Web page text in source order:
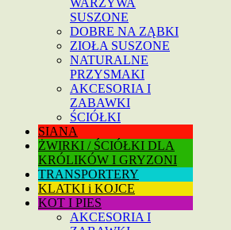
WARZYWA
SUSZONE
DOBRE NA ZĄBKI
ZIOŁA SUSZONE
NATURALNE
PRZYSMAKI
AKCESORIA I
ZABAWKI
ŚCIÓŁKI
SIANA
ŻWIRKI / ŚCIÓŁKI DLA
KRÓLIKÓW I GRYZONI
TRANSPORTERY
KLATKI i KOJCE
KOT I PIES
AKCESORIA I